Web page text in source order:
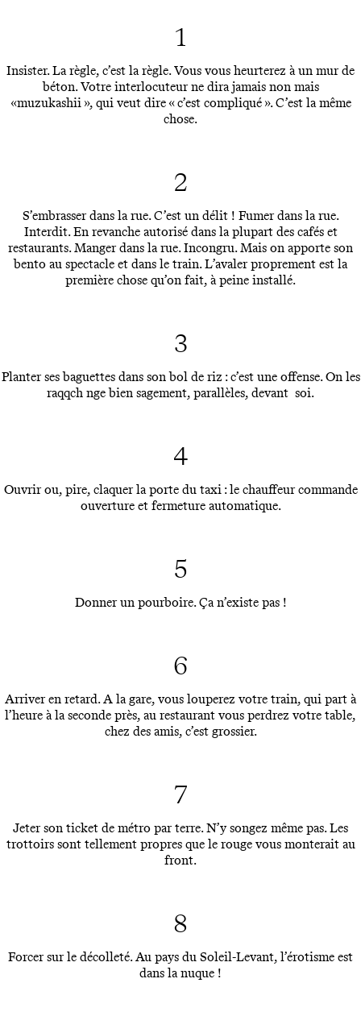
1
Insister. La règle, c’est la règle. Vous vous heurterez à un mur de
béton. Votre interlocuteur ne dira jamais non mais
«muzukashii », qui veut dire « c’est compliqué ». C’est la même
chose.
2
S’embrasser dans la rue. C’est un délit ! Fumer dans la rue.
Interdit. En revanche autorisé dans la plupart des cafés et
restaurants. Manger dans la rue. Incongru. Mais on apporte son
bento au spectacle et dans le train. L’avaler proprement est la
première chose qu’on fait, à peine installé.
3
Planter ses baguettes dans son bol de riz : c’est une offense. On les
raqqch nge bien sagement, parallèles, devant soi.
4
Ouvrir ou, pire, claquer la porte du taxi : le chauffeur commande
ouverture et fermeture automatique.
5
Donner un pourboire. Ça n’existe pas !
6
Arriver en retard. A la gare, vous louperez votre train, qui part à
l’heure à la seconde près, au restaurant vous perdrez votre table,
chez des amis, c’est grossier.
7
Jeter son ticket de métro par terre. N’y songez même pas. Les
trottoirs sont tellement propres que le rouge vous monterait au
front.
8
Forcer sur le décolleté. Au pays du Soleil-Levant, l’érotisme est
dans la nuque !